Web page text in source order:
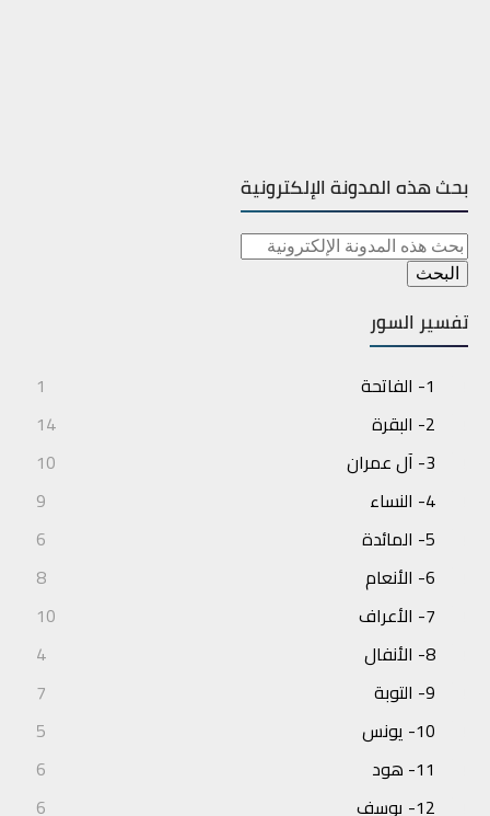
بحث هذه المدونة الإلكترونية
تفسير السور
1- الفاتحة
1
2- البقرة
14
3- آل عمران
10
4- النساء
9
5- المائدة
6
6- الأنعام
8
7- الأعراف
10
8- الأنفال
4
9- التوبة
7
10- يونس
5
11- هود
6
12- يوسف
6